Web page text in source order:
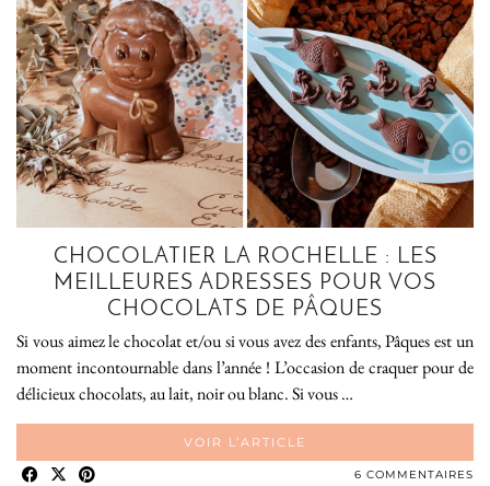
CHOCOLATIER LA ROCHELLE : LES
MEILLEURES ADRESSES POUR VOS
CHOCOLATS DE PÂQUES
Si vous aimez le chocolat et/ou si vous avez des enfants, Pâques est un
moment incontournable dans l’année ! L’occasion de craquer pour de
délicieux chocolats, au lait, noir ou blanc. Si vous …
VOIR L’ARTICLE
6 COMMENTAIRES